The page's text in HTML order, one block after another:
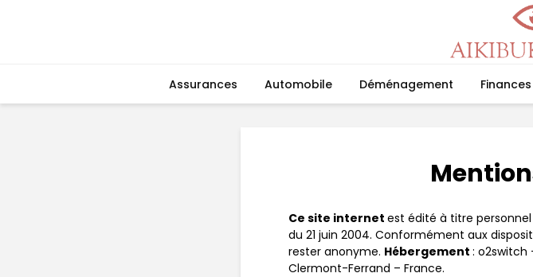
Assurances Automobile Déménagement Finances
Ce site internet est édité à titre personnel
du 21 juin 2004. Conformément aux
rester anonyme. Hébergement : o2switch
Clermont-Ferrand – France.